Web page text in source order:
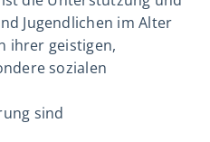
Jugendlichen im Alter
ihrer geistigen,
sozialen
sind